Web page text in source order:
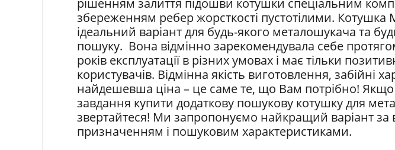
збереженням ребер жорсткості пустотілими. Котушка
ідеальний варіант для будь-якого металошукача та
пошуку. Вона відмінно зарекомендувала себе
років експлуатації в різних умовах і має тільки
користувачів. Відмінна якість виготовлення, забійні
найдешевша ціна – це саме те, що Вам потрібно! Якщо
завдання купити додаткову пошукову котушку для
звертайтеся! Ми запропонуємо найкращий варіант за
призначенням і пошуковим характеристиками.